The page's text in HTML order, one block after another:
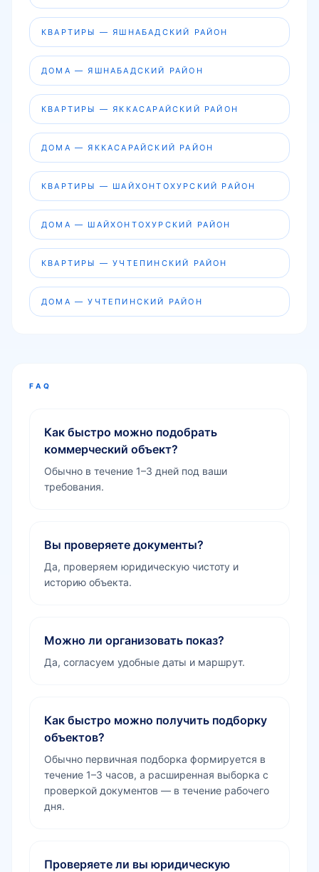
КВАРТИРЫ — ЯШНАБАДСКИЙ РАЙОН
ДОМА — ЯШНАБАДСКИЙ РАЙОН
КВАРТИРЫ — ЯККАСАРАЙСКИЙ РАЙОН
ДОМА — ЯККАСАРАЙСКИЙ РАЙОН
КВАРТИРЫ — ШАЙХОНТОХУРСКИЙ РАЙОН
ДОМА — ШАЙХОНТОХУРСКИЙ РАЙОН
КВАРТИРЫ — УЧТЕПИНСКИЙ РАЙОН
ДОМА — УЧТЕПИНСКИЙ РАЙОН
FAQ
Как быстро можно подобрать
коммерческий объект?
Обычно в течение 1–3 дней под ваши
требования.
Вы проверяете документы?
Да, проверяем юридическую чистоту и
историю объекта.
Можно ли организовать показ?
Да, согласуем удобные даты и маршрут.
Как быстро можно получить подборку
объектов?
Обычно первичная подборка формируется в
течение 1–3 часов, а расширенная выборка с
проверкой документов — в течение рабочего
дня.
Проверяете ли вы юридическую